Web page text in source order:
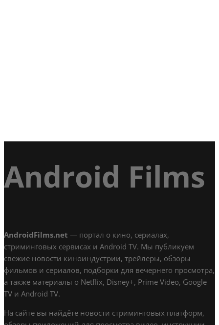
Android Films
AndroidFilms.net — портал о кино, сериалах,
стриминговых сервисах и Android TV. Мы публикуем
свежие новости киноиндустрии, трейлеры, обзоры
фильмов и сериалов, подборки для вечернего просмотра,
а также материалы о Netflix, Disney+, Prime Video, Google
TV и Android TV.
На сайте вы найдёте новости стриминговых платформ,